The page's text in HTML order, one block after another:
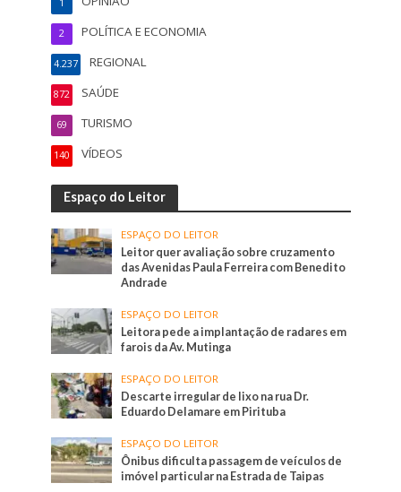
POLÍTICA E ECONOMIA
2
REGIONAL
4.237
SAÚDE
872
TURISMO
69
VÍDEOS
140
Espaço do Leitor
ESPAÇO DO LEITOR
Leitor quer avaliação sobre cruzamento
das Avenidas Paula Ferreira com Benedito
Andrade
ESPAÇO DO LEITOR
Leitora pede a implantação de radares em
farois da Av. Mutinga
ESPAÇO DO LEITOR
Descarte irregular de lixo na rua Dr.
Eduardo Delamare em Pirituba
ESPAÇO DO LEITOR
Ônibus dificulta passagem de veículos de
imóvel particular na Estrada de Taipas